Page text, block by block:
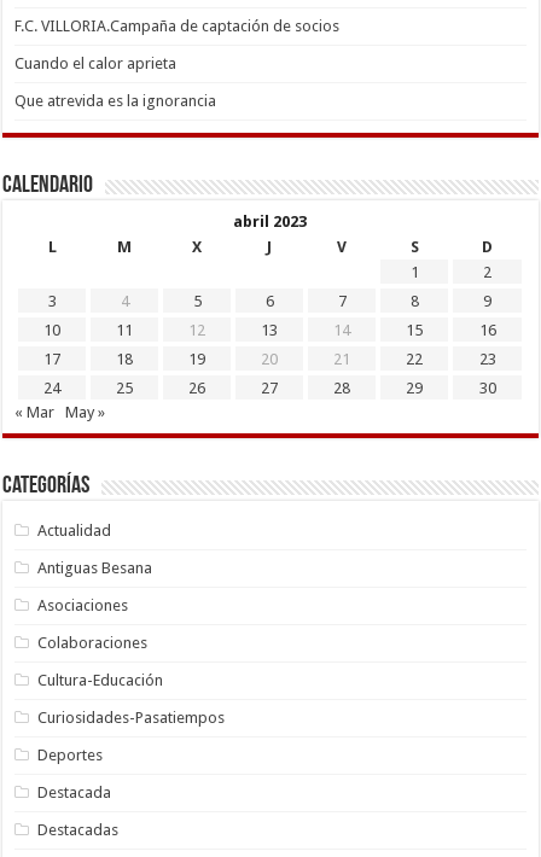
F.C. VILLORIA.Campaña de captación de socios
Cuando el calor aprieta
Que atrevida es la ignorancia
Calendario
abril 2023
L
M X J V S
D
1
2
3
4 5 6 7 8
9
10
11 12 13 14 15
16
17
18 19 20 21 22
23
24
25 26 27 28 29
30
« Mar
May »
Categorías
Actualidad
Antiguas Besana
Asociaciones
Colaboraciones
Cultura-Educación
Curiosidades-Pasatiempos
Deportes
Destacada
Destacadas